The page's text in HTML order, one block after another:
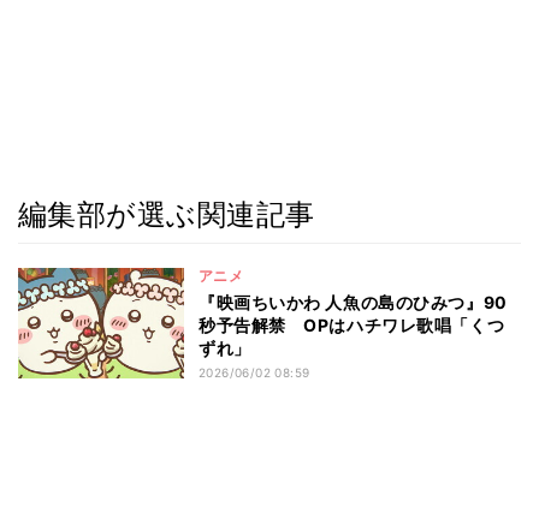
編集部が選ぶ関連記事
アニメ
『映画ちいかわ 人魚の島のひみつ』90
秒予告解禁 OPはハチワレ歌唱「くつ
ずれ」
2026/06/02 08:59